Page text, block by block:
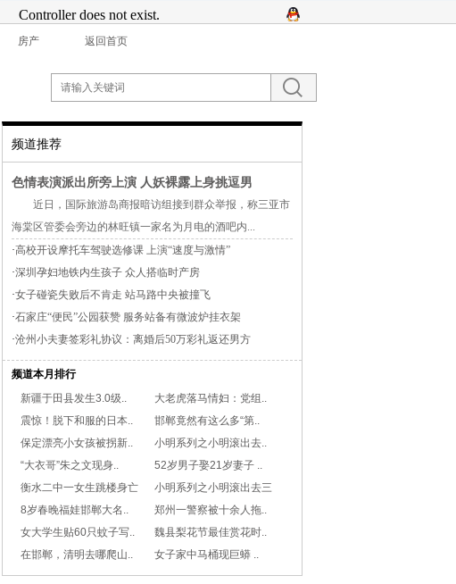
房产 返回首页
频道推荐
色情表演派出所旁上演 人妖裸露上身挑逗男
近日，国际旅游岛商报暗访组接到群众举报，称三亚市
海棠区管委会旁边的林旺镇一家名为月电的酒吧内...
·高校开设摩托车驾驶选修课 上演“速度与激情”
·深圳孕妇地铁内生孩子 众人搭临时产房
·女子碰瓷失败后不肯走 站马路中央被撞飞
·石家庄“便民”公园获赞 服务站备有微波炉挂衣架
·沧州小夫妻签彩礼协议：离婚后50万彩礼返还男方
频道本月排行
新疆于田县发生3.0级..
大老虎落马情妇：党组..
震惊！脱下和服的日本..
邯郸竟然有这么多“第..
保定漂亮小女孩被拐新..
小明系列之小明滚出去..
“大衣哥”朱之文现身..
52岁男子娶21岁妻子 ..
衡水二中一女生跳楼身亡
小明系列之小明滚出去三
8岁春晚福娃邯郸大名..
郑州一警察被十余人拖..
女大学生贴60只蚊子写..
魏县梨花节最佳赏花时..
在邯郸，清明去哪爬山..
女子家中马桶现巨蟒 ..